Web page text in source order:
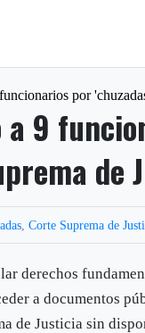
por
9
de
,Corte Suprema de
derechos
a documentos
de Justicia sin